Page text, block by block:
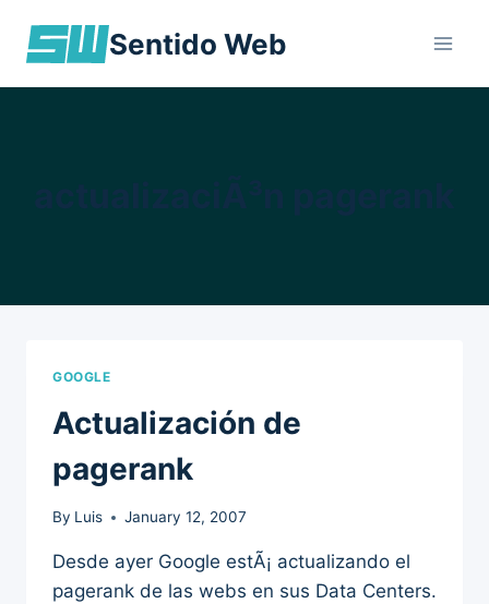
Sentido Web
GOOGLE
Actualización de
pagerank
By Luis January 12, 2007
Desde ayer Google estÃ¡ actualizando el
pagerank de las webs en sus Data Centers.